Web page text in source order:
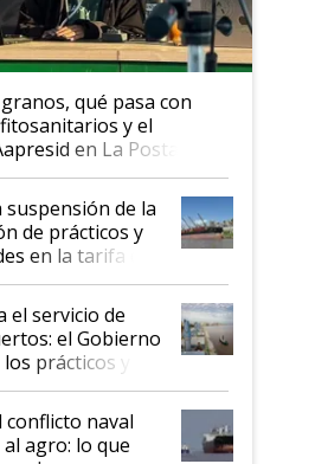
qué pasa con
y el
en La Posta
suspensión de la
de prácticos y
en la tarifa de
el servicio de
el Gobierno
prácticos y
de
naval
agro: lo que